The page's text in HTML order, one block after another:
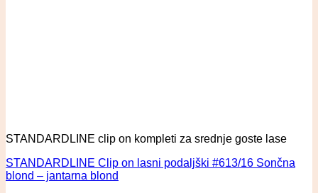
STANDARDLINE clip on kompleti za srednje goste lase
STANDARDLINE Clip on lasni podaljški #613/16 Sončna
blond – jantarna blond